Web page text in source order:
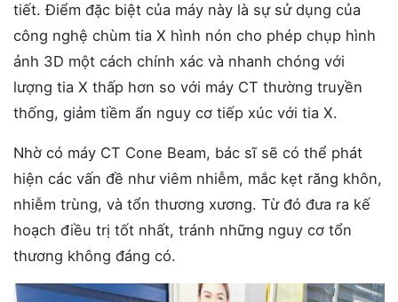
tiết. Điểm đặc biệt của máy này là sự sử dụng của
công nghệ chùm tia X hình nón cho phép chụp hình
ảnh 3D một cách chính xác và nhanh chóng với
lượng tia X thấp hơn so với máy CT thường truyền
thống, giảm tiềm ẩn nguy cơ tiếp xúc với tia X.
Nhờ có máy CT Cone Beam, bác sĩ sẽ có thể phát
hiện các vấn đề như viêm nhiễm, mắc kẹt răng khôn,
nhiễm trùng, và tổn thương xương. Từ đó đưa ra kế
hoạch điều trị tốt nhất, tránh những nguy cơ tổn
thương không đáng có.